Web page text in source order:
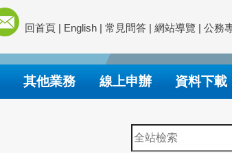
回首頁 | English | 常見問答 | 網站導覽 | 公務
其他業務 線上申辦 資料下載
全
站